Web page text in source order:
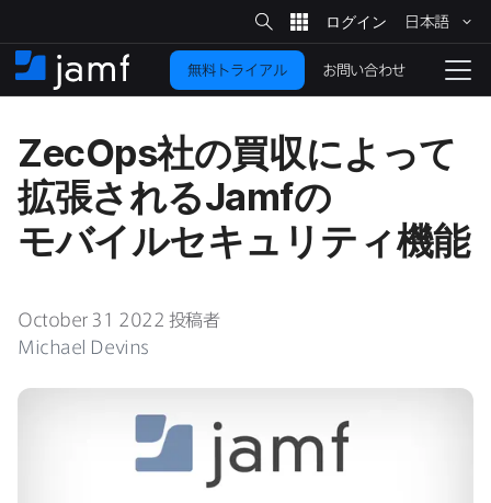
イ
ン
コ
テ
ン
ツ
に
​
移
サ
イ
ト
検
索
日本語
ホ
ー
ナ
を
​
る
無料トライアル お問い合わせ
ZecOps社の​買収に​よって​
拡張されるJamfの​
モバイルセキュリティ機能
October 31 2022 投稿者
Michael Devins